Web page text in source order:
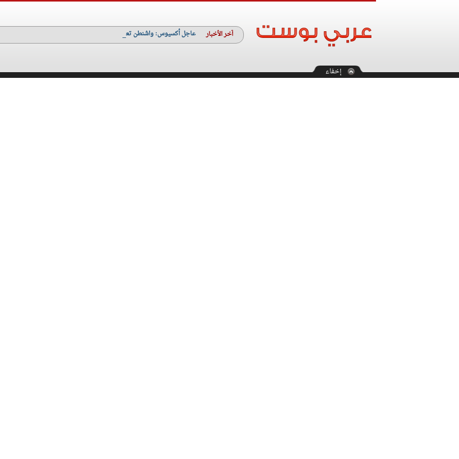
إخفاء
آخر الأخبار عاجل أكسيوس: واشنطن تعتزم إرسال عشرات طائرات التزوّد بالوقود